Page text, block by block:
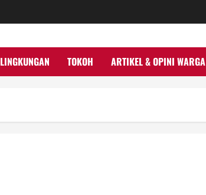
LINGKUNGAN TOKOH ARTIKEL & OPINI WARGA